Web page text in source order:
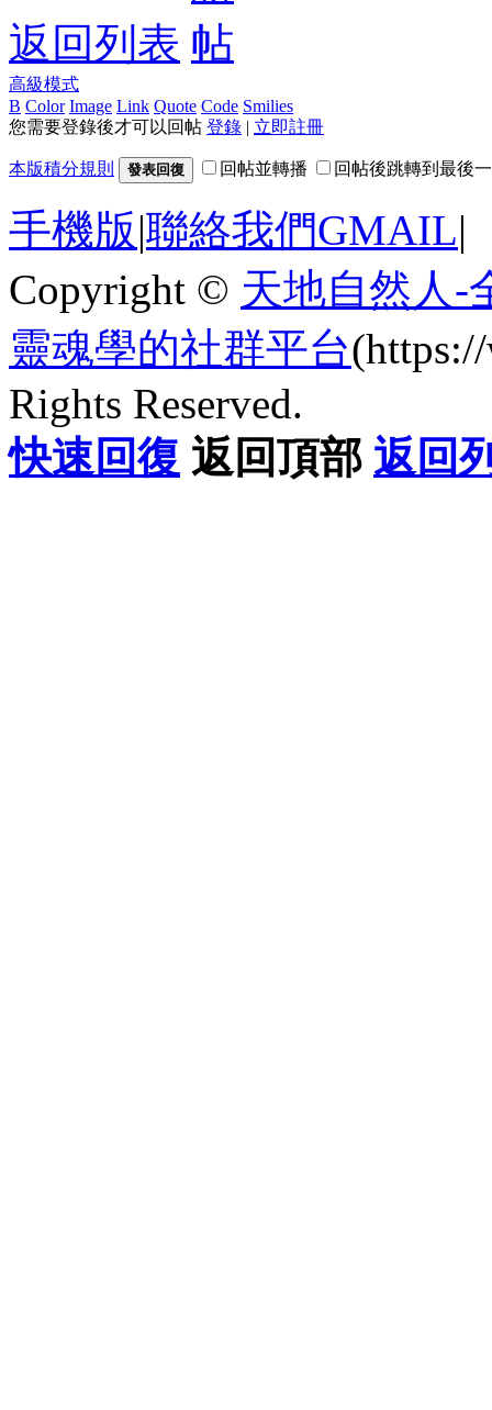
返回列表
高級模式
B Color Image Link Quote Code Smilies
您需要登錄後才可以回帖 登錄 | 立即註冊
本版積分規則 發表回復 回帖並轉播 回帖後跳轉到最後
手機版|聯絡我們GMAIL|
Copyright © 天地自然人-
靈魂學的社群平台
Rights Reserved.
快速回復 返回頂部 返回